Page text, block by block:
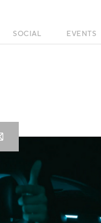
SOCIAL EVENTS